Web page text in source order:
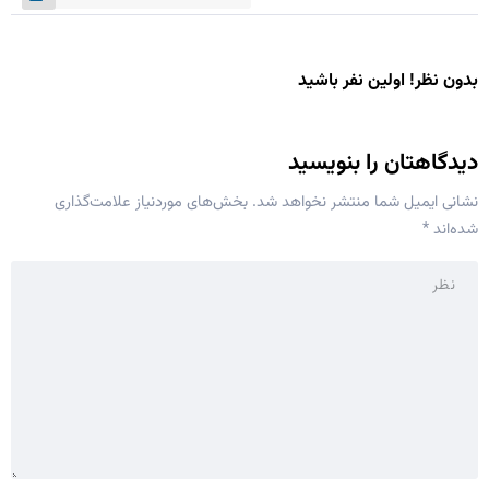
بدون نظر! اولین نفر باشید
دیدگاهتان را بنویسید
نشانی ایمیل شما منتشر نخواهد شد. بخش‌های موردنیاز علامت‌گذاری
شده‌اند*